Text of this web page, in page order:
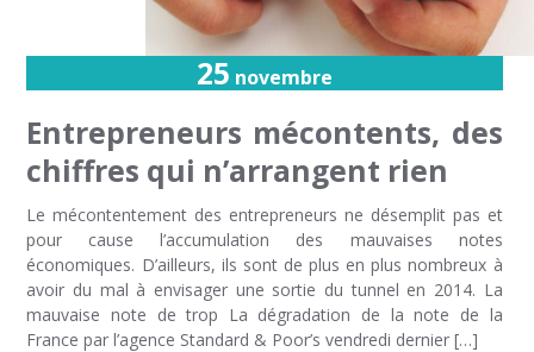
25 novembre
Entrepreneurs mécontents, des
chiffres qui n’arrangent rien
Le mécontentement des entrepreneurs ne désemplit pas et
pour cause l’accumulation des mauvaises notes
économiques. D’ailleurs, ils sont de plus en plus nombreux à
avoir du mal à envisager une sortie du tunnel en 2014. La
mauvaise note de trop La dégradation de la note de la
France par l’agence Standard & Poor’s vendredi dernier […]